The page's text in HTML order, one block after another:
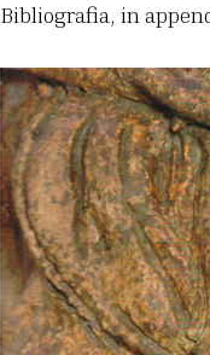
Bibliografia, in